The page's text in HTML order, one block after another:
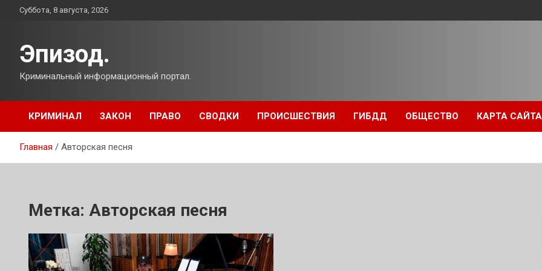
ПерейтиСуббота, 8 августа, 2026
Эпизод.
Криминальный информационный портал.
КРИМИНАЛ ЗАКОН ПРАВО СВОДКИ ПРОИСШЕСТВИЯ ГИБДД ОБЩЕСТВО КАРТА САЙТА
Главная Авторская песня
Метка: Авторская песня